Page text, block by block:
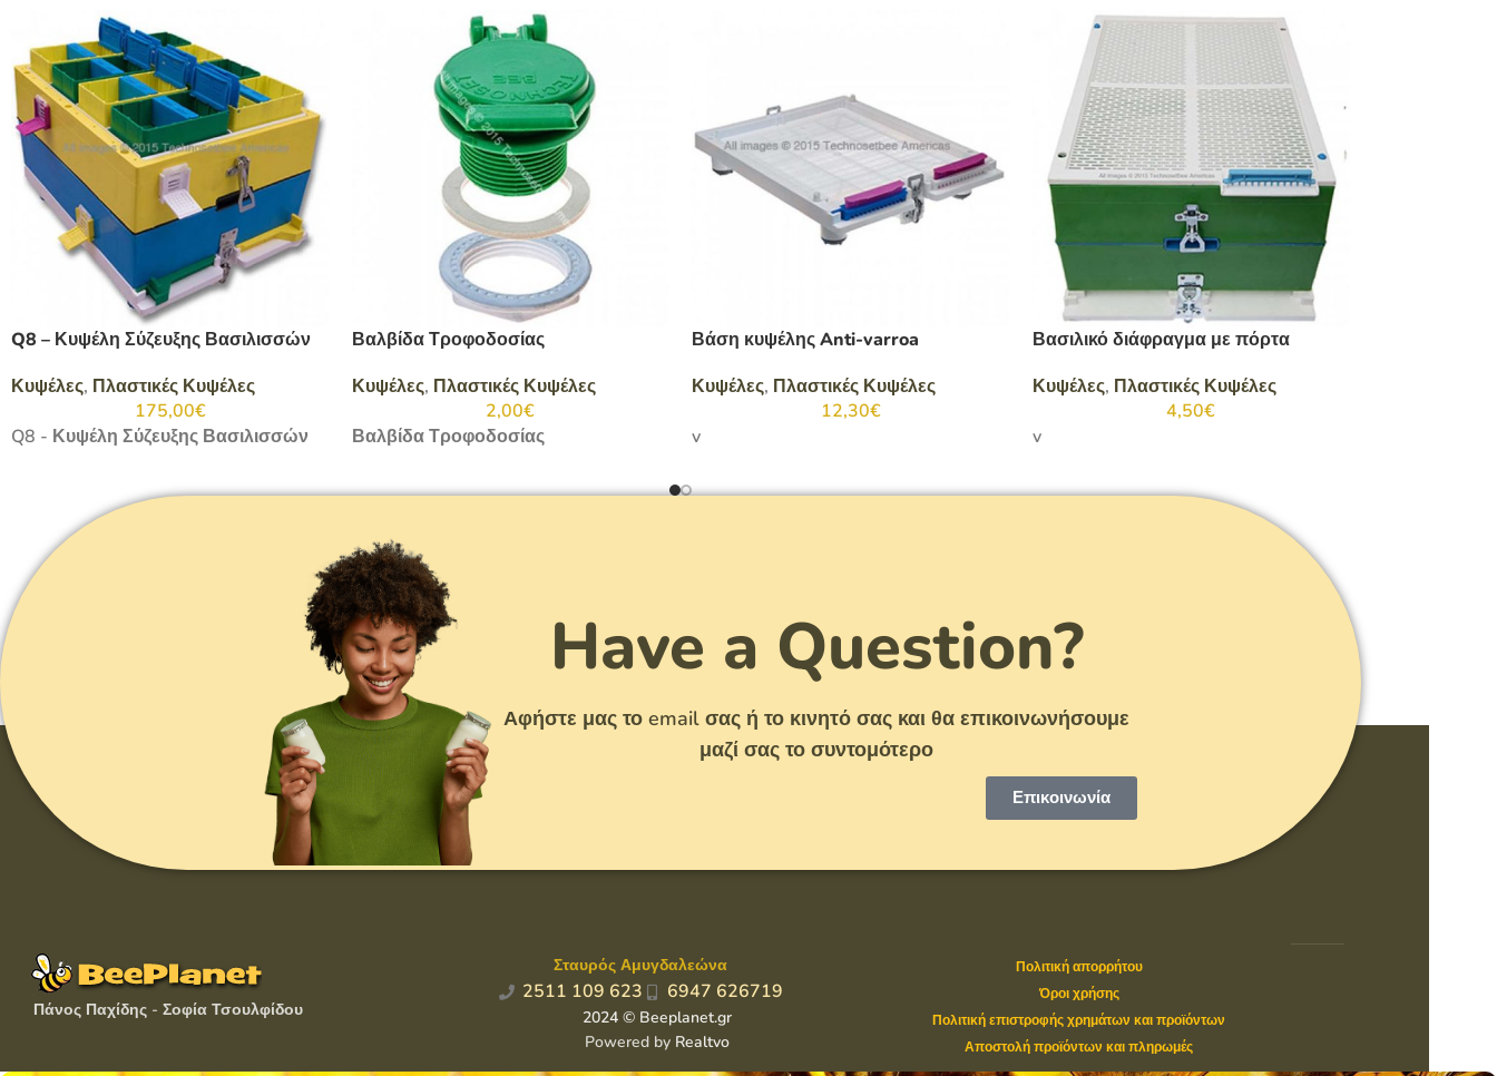
Q8 – Κυψέλη Σύζευξης Βασιλισσών
Κυψέλες, Πλαστικές Κυψέλες
175,00€
Q8 - Κυψέλη Σύζευξης Βασιλισσών
Βαλβίδα Τροφοδοσίας
Κυψέλες, Πλαστικές Κυψέλες
2,00€
Βαλβίδα Τροφοδοσίας
Βάση κυψέλης Anti-varroa
Κυψέλες, Πλαστικές Κυψέλες
12,30€
v
Βασιλικό διάφραγμα με πόρτα
Κυψέλες, Πλαστικές Κυψέλες
4,50€
v
Have a Question?
Αφήστε μας το email σας ή το κινητό σας και θα επικοινωνήσουμε
μαζί σας το συντομότερο
Επικοινωνία
Πάνος Παχίδης - Σοφία Τσουλφίδου
Σταυρός Αμυγδαλεώνα
2511 109 623 6947 626719
2024 © Beeplanet.gr
Powered by Realtvo
Πολιτική απορρήτου
Όροι χρήσης
Πολιτική επιστροφής χρημάτων και προϊόντων
Αποστολή προϊόντων και πληρωμές